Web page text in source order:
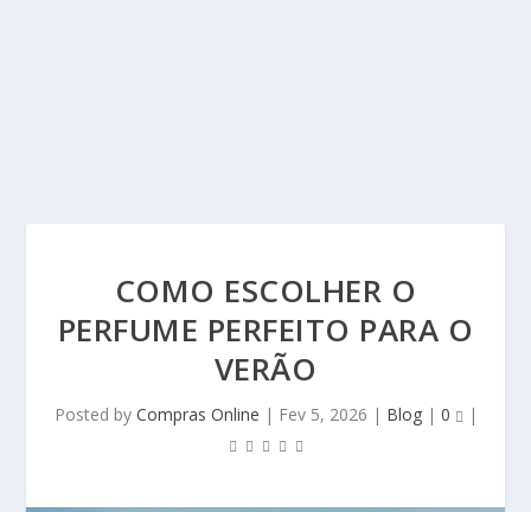
COMO ESCOLHER O
PERFUME PERFEITO PARA O
VERÃO
Posted by Compras Online | Fev 5, 2026 | Blog| 0 |